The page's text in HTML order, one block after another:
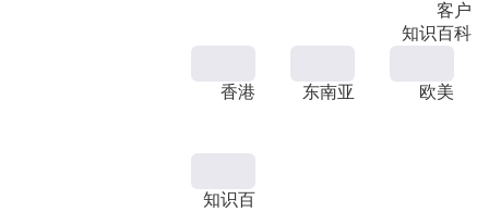
客户
知识百科
香港 东南亚 欧美
知识百